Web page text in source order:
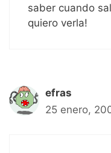
saber cuando
quiero verla!
efras
25 enero,